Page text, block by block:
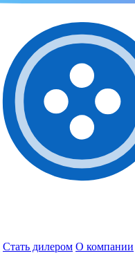
Стать дилером О компании